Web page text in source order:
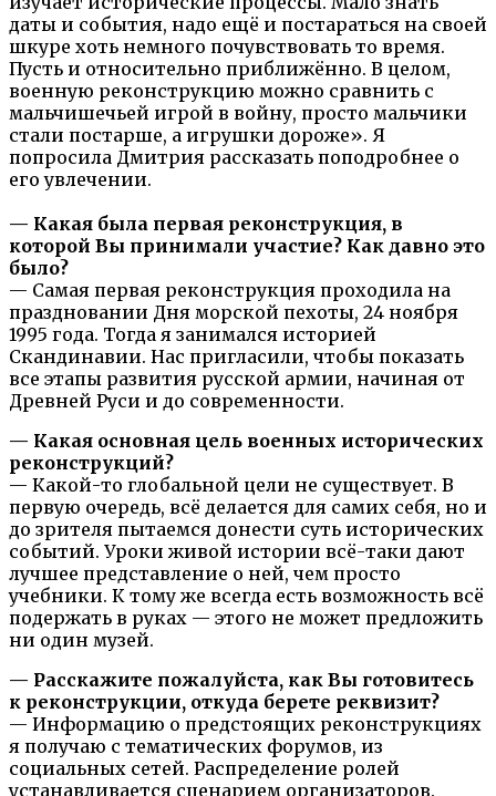
даты и события, надо ещё и постараться на своей
шкуре хоть немного почувствовать то время.
Пусть и относительно приближённо. В целом,
военную реконструкцию можно сравнить с
мальчишечьей игрой в войну, просто мальчики
стали постарше, а игрушки дороже». Я
попросила Дмитрия рассказать поподробнее о
его увлечении.
— Какая была первая реконструкция, в
которой Вы принимали участие? Как давно это
было?
— Самая первая реконструкция проходила на
праздновании Дня морской пехоты, 24 ноября
1995 года. Тогда я занимался историей
Скандинавии. Нас пригласили, чтобы показать
все этапы развития русской армии, начиная от
Древней Руси и до современности.
— Какая основная цель военных исторических
реконструкций?
— Какой-то глобальной цели не существует. В
первую очередь, всё делается для самих себя, но и
до зрителя пытаемся донести суть исторических
событий. Уроки живой истории всё-таки дают
лучшее представление о ней, чем просто
учебники. К тому же всегда есть возможность всё
подержать в руках — этого не может предложить
ни один музей.
— Расскажите пожалуйста, как Вы готовитесь
к реконструкции, откуда берете реквизит?
— Информацию о предстоящих реконструкциях
я получаю с тематических форумов, из
социальных сетей. Распределение ролей
устанавливается сценарием организаторов.